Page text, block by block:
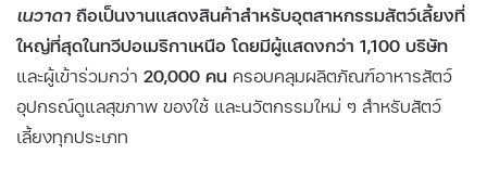
เนวาดา ถือเป็นงานแสดงสินค้าสำหรับอุตสาหกรรมสัตว์เลี้ยงที่
ใหญ่ที่สุดในทวีปอเมริกาเหนือ โดยมีผู้แสดงกว่า 1,100 บริษัท
และผู้เข้าร่วมกว่า 20,000 คน ครอบคลุมผลิตภัณฑ์อาหารสัตว์
อุปกรณ์ดูแลสุขภาพ ของใช้ และนวัตกรรมใหม่ ๆ สำหรับสัตว์
เลี้ยงทุกประเภท